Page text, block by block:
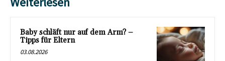
Baby schläft nur auf dem Arm? –
Tipps für Eltern
03.08.2026